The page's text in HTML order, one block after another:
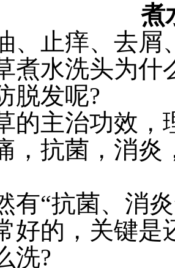
煮
止痒、去屑
水洗头为什
脱发呢?
主治功效，
，抗菌，消炎
“抗菌、消炎
好的，关键是
?